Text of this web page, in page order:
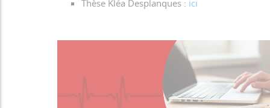
Thèse Kléa Desplanques : ici